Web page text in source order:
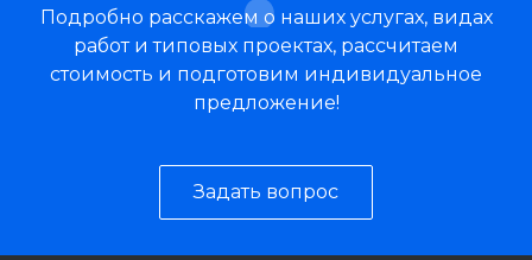
Подробно расскажем о наших услугах, видах
работ и типовых проектах, рассчитаем
стоимость и подготовим индивидуальное
предложение!
Задать вопрос